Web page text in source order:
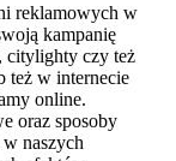
reklamowych w
kampanię
citylighty czy też
też w internecie
online.
oraz sposoby
naszych